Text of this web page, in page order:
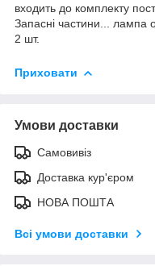
входить до комплекту
Запасні частини... лампа
2 шт.
Приховати
Умови доставки
Самовивіз
Доставка кур'єром
НОВА ПОШТА
Всі умови доставки